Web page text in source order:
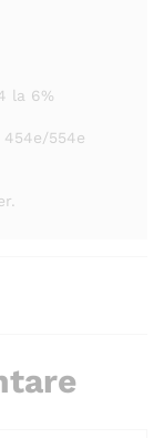
la 6%
554e